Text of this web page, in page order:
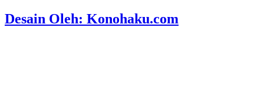
Desain Oleh: Konohaku.com